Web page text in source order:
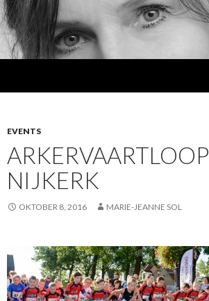
SPRINGEN
EVENTS
ARKERVAARTLOOP
NIJKERK
OKTOBER 8, 2016 MARIE-JEANNE SOL